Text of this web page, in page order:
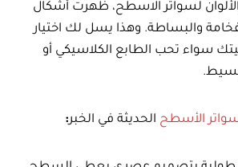
لسواتر الاسطح، ظهرت أشكال
والبساطة. وهذا يسل لك اختيار
سواء تحب الطابع الكلاسيكي أو
الأسطح الحديثة في الخبر: